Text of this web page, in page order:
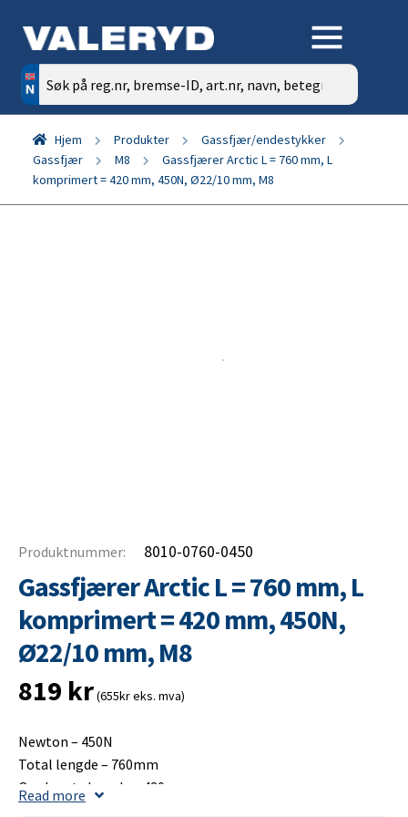
Søk
etter:
Hjem Produkter
Gassfjær/endestykker
Gassfjær
M8
Gassfjærer Arctic L = 760 mm, L
komprimert = 420 mm, 450N, Ø22/10 mm, M8
Produktnummer: 8010-0760-0450
Gassfjærer Arctic L = 760 mm, L
komprimert = 420 mm, 450N,
Ø22/10 mm, M8
819 kr(655kr eks. mva)
Newton – 450N
Total lengde – 760mm
Opplagets lengde – 420mm
Read more